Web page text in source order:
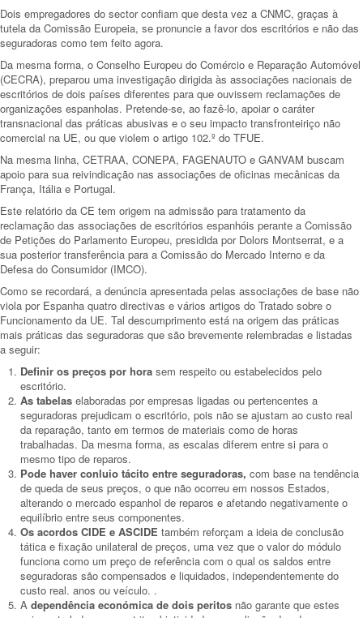
Dois empregadores do sector confiam que desta vez a CNMC, graças à
tutela da Comissão Europeia, se pronuncie a favor dos escritórios e não das
seguradoras como tem feito agora.
Da mesma forma, o Conselho Europeu do Comércio e Reparação Automóvel
(CECRA), preparou uma investigação dirigida às associações nacionais de
escritórios de dois países diferentes para que ouvissem reclamações de
organizações espanholas. Pretende-se, ao fazê-lo, apoiar o caráter
transnacional das práticas abusivas e o seu impacto transfronteiriço não
comercial na UE, ou que violem o artigo 102.º do TFUE.
Na mesma linha, CETRAA, CONEPA, FAGENAUTO e GANVAM buscam
apoio para sua reivindicação nas associações de oficinas mecânicas da
França, Itália e Portugal.
Este relatório da CE tem origem na admissão para tratamento da
reclamação das associações de escritórios espanhóis perante a Comissão
de Petições do Parlamento Europeu, presidida por Dolors Montserrat, e a
sua posterior transferência para a Comissão do Mercado Interno e da
Defesa do Consumidor (IMCO).
Como se recordará, a denúncia apresentada pelas associações de base não
viola por Espanha quatro directivas e vários artigos do Tratado sobre o
Funcionamento da UE. Tal descumprimento está na origem das práticas
mais práticas das seguradoras que são brevemente relembradas e listadas
a seguir:
Definir os preços por hora sem respeito ou estabelecidos pelo
escritório.
As tabelas elaboradas por empresas ligadas ou pertencentes a
seguradoras prejudicam o escritório, pois não se ajustam ao custo real
da reparação, tanto em termos de materiais como de horas
trabalhadas. Da mesma forma, as escalas diferem entre si para o
mesmo tipo de reparos.
Pode haver conluio tácito entre seguradoras, com base na tendência
de queda de seus preços, o que não ocorreu em nossos Estados,
alterando o mercado espanhol de reparos e afetando negativamente o
equilíbrio entre seus componentes.
Os acordos CIDE e ASCIDE também reforçam a ideia de conclusão
tática e fixação unilateral de preços, uma vez que o valor do módulo
funciona como um preço de referência com o qual os saldos entre
seguradoras são compensados ​​e liquidados, independentemente do
custo real. anos ou veículo. .
A dependência económica de dois peritos não garante que estes